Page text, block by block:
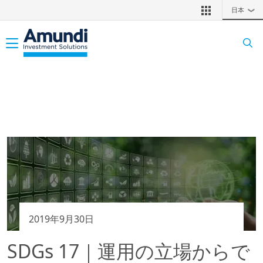
日本 ❯
Toggle navigation
2019年9月30日
SDGs 17｜運用の立場からで